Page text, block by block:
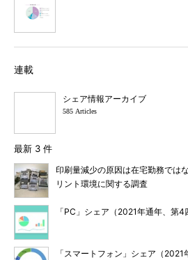
連載
シェア情報アーカイブ
585 Articles
最新 3 件
印刷量減少の原因は在宅勤務で
リント環境に関する調査
「PC」シェア（2021年通年、第4
「スマートフォン」シェア（2021